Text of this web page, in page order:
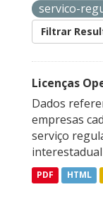
servico-
Filtrar
Licenças
Dados
empresas
serviço
PDF HTML